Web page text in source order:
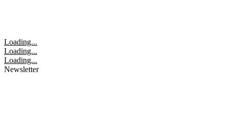
Loading...
Loading...
Loading...
Newsletter